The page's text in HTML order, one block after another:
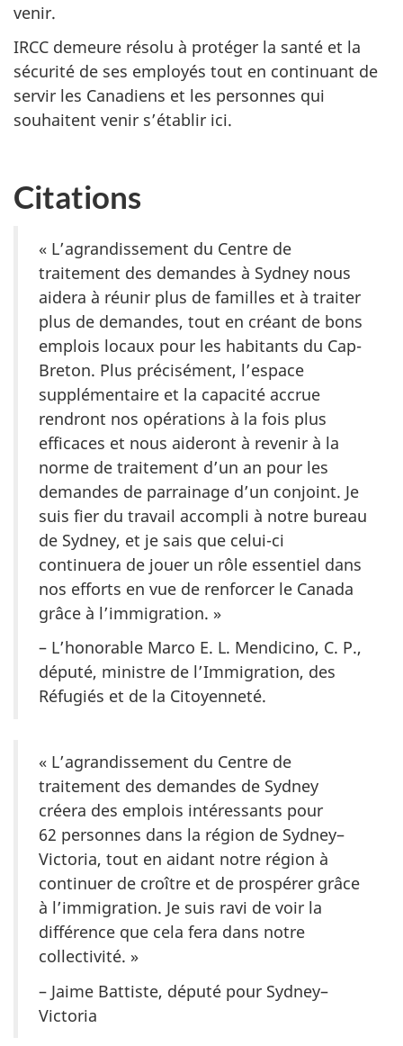
venir.
IRCC demeure résolu à protéger la santé et la
sécurité de ses employés tout en continuant de
servir les Canadiens et les personnes qui
souhaitent venir s’établir ici.
Citations
« L’agrandissement du Centre de
traitement des demandes à Sydney nous
aidera à réunir plus de familles et à traiter
plus de demandes, tout en créant de bons
emplois locaux pour les habitants du Cap-
Breton. Plus précisément, l’espace
supplémentaire et la capacité accrue
rendront nos opérations à la fois plus
efficaces et nous aideront à revenir à la
norme de traitement d’un an pour les
demandes de parrainage d’un conjoint. Je
suis fier du travail accompli à notre bureau
de Sydney, et je sais que celui-ci
continuera de jouer un rôle essentiel dans
nos efforts en vue de renforcer le Canada
grâce à l’immigration. »
– L’honorable Marco E. L. Mendicino, C. P.,
député, ministre de l’Immigration, des
Réfugiés et de la Citoyenneté.
« L’agrandissement du Centre de
traitement des demandes de Sydney
créera des emplois intéressants pour
62 personnes dans la région de Sydney–
Victoria, tout en aidant notre région à
continuer de croître et de prospérer grâce
à l’immigration. Je suis ravi de voir la
différence que cela fera dans notre
collectivité. »
– Jaime Battiste, député pour Sydney–
Victoria